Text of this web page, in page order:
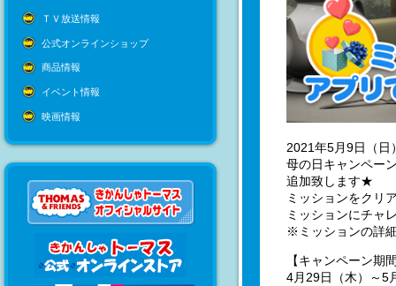
ＴＶ放送情報
公式オンラインショップ
商品情報
イベント情報
映画情報
2021年5月9日（日
母の日キャンペー
追加致します★
ミッションをクリ
ミッションにチャ
※ミッションの詳
【キャンペーン期
4月29日（木）～5